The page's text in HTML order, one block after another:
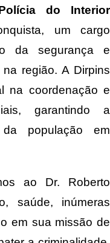
do Interior
um cargo
da segurança e
região. A Dirpins
na coordenação e
garantindo a
população em
ao Dr. Roberto
saúde, inúmeras
em sua missão de